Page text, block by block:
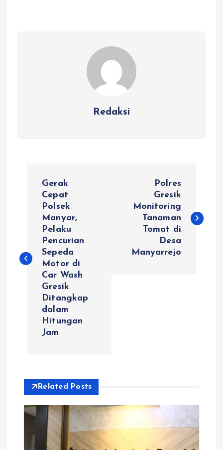
Redaksi
i
o
s
Gerak
Cepat
Polsek
Manyar,
Pelaku
Pencurian
Sepeda
Motor di
Car Wash
Gresik
Ditangkap
dalam
Hitungan
Jam
Polres
Gresik
Monitoring
Tanaman
Tomat di
Desa
Manyarrejo
Related Posts